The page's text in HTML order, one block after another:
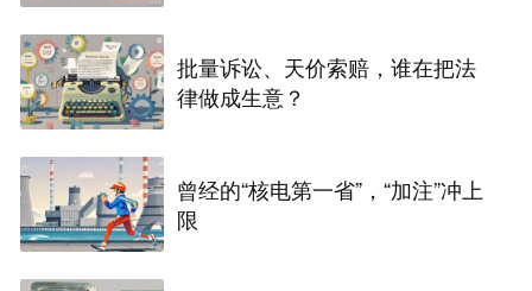
批量诉讼、天价索赔，谁在把法
律做成生意？
曾经的“核电第一省”，“加注”冲上
限